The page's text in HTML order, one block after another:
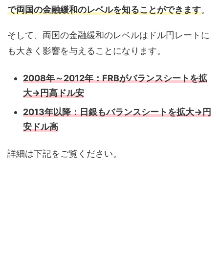
で両国の金融緩和のレベルを知ることができます。
そして、両国の金融緩和のレベルはドル円レートに
も大きく影響を与えることになります。
2008年～2012年：FRBがバランスシートを拡
大→円高ドル安
2013年以降：日銀もバランスシートを拡大→円
安ドル高
詳細は下記をご覧ください。